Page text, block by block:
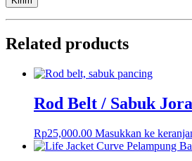
Related products
Rod Belt / Sabuk
Rp25,000.00 Masukkan ke